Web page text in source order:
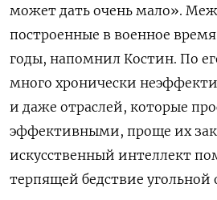
может дать очень мало».
построенные в военное
годы, напомнил Костин. По
много хронически
и даже отраслей, которые
эффективными, проще их
искусственный интеллект
терпящей бедствие угольной